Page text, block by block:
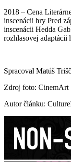
2018 – Cena
inscenácii hry Pred
inscenácii Hedda
rozhlasovej adaptácii
Spracoval Matúš Trišč
Zdroj foto: CinemArt
Autor článku: